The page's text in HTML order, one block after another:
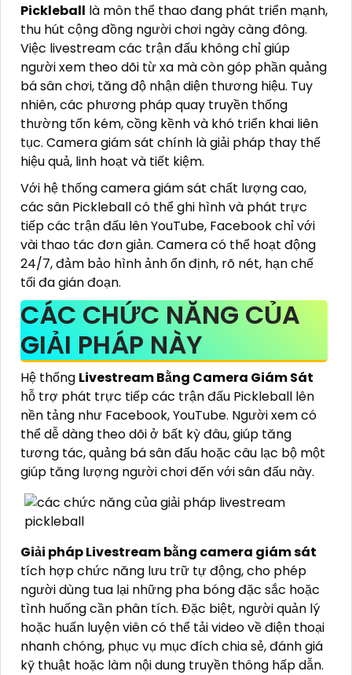
Pickleball là môn thể thao đang phát triển mạnh,
thu hút cộng đồng người chơi ngày càng đông.
Việc livestream các trận đấu không chỉ giúp
người xem theo dõi từ xa mà còn góp phần quảng
bá sân chơi, tăng độ nhận diện thương hiệu. Tuy
nhiên, các phương pháp quay truyền thống
thường tốn kém, cồng kềnh và khó triển khai liên
tục. Camera giám sát chính là giải pháp thay thế
hiệu quả, linh hoạt và tiết kiệm.
Với hệ thống camera giám sát chất lượng cao,
các sân Pickleball có thể ghi hình và phát trực
tiếp các trận đấu lên YouTube, Facebook chỉ với
vài thao tác đơn giản. Camera có thể hoạt động
24/7, đảm bảo hình ảnh ổn định, rõ nét, hạn chế
tối đa gián đoạn.
CÁC CHỨC NĂNG CỦA
GIẢI PHÁP NÀY
Hệ thống Livestream Bằng Camera Giám Sát
hỗ trợ phát trực tiếp các trận đấu Pickleball lên
nền tảng như Facebook, YouTube. Người xem có
thể dễ dàng theo dõi ở bất kỳ đâu, giúp tăng
tương tác, quảng bá sân đấu hoặc câu lạc bộ một
giúp tăng lượng người chơi đến với sân đấu này.
Giải pháp Livestream bằng camera giám sát
tích hợp chức năng lưu trữ tự động, cho phép
người dùng tua lại những pha bóng đặc sắc hoặc
tình huống cần phân tích. Đặc biệt, người quản lý
hoặc huấn luyện viên có thể tải video về điện thoại
nhanh chóng, phục vụ mục đích chia sẻ, đánh giá
kỹ thuật hoặc làm nội dung truyền thông hấp dẫn.